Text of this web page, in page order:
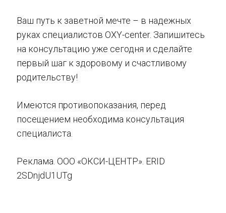
Ваш путь к заветной мечте – в надежных
руках специалистов OXY-center. Запишитесь
на консультацию уже сегодня и сделайте
первый шаг к здоровому и счастливому
родительству!
Имеются противопоказания, перед
посещением необходима консультация
специалиста.
Реклама. ООО «ОКСИ-ЦЕНТР». ERID
2SDnjdU1UTg